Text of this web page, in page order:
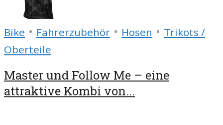
Bike • Fahrerzubehör • Hosen • Trikots /
Oberteile
Master und Follow Me – eine
attraktive Kombi von...